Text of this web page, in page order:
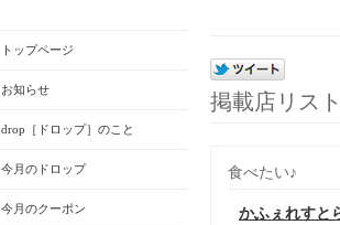
掲載店リス
食べたい♪
かふぇれすと
トップページ
お知らせ
drop［ドロップ］のこと
今月のドロップ
今月のクーポン